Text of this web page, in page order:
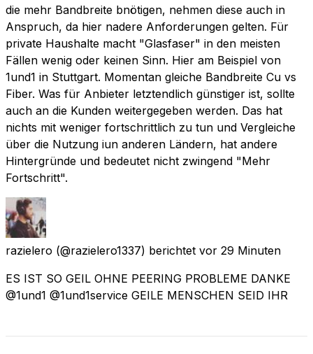
die mehr Bandbreite bnötigen, nehmen diese auch in
Anspruch, da hier nadere Anforderungen gelten. Für
private Haushalte macht "Glasfaser" in den meisten
Fällen wenig oder keinen Sinn. Hier am Beispiel von
1und1 in Stuttgart. Momentan gleiche Bandbreite Cu vs
Fiber. Was für Anbieter letztendlich günstiger ist, sollte
auch an die Kunden weitergegeben werden. Das hat
nichts mit weniger fortschrittlich zu tun und Vergleiche
über die Nutzung iun anderen Ländern, hat andere
Hintergründe und bedeutet nicht zwingend "Mehr
Fortschritt".
razielero (@razielero1337) berichtet vor 29 Minuten
ES IST SO GEIL OHNE PEERING PROBLEME DANKE
@1und1 @1und1service GEILE MENSCHEN SEID IHR